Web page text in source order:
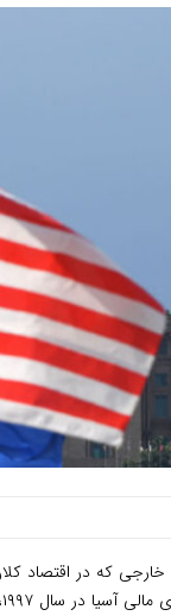
که در اقتصاد